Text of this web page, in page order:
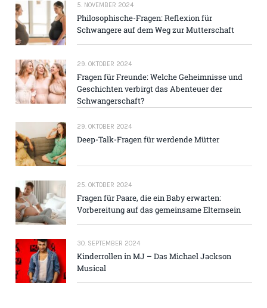
5. NOVEMBER 2024
Philosophische-Fragen: Reflexion für
Schwangere auf dem Weg zur Mutterschaft
29. OKTOBER 2024
Fragen für Freunde: Welche Geheimnisse und
Geschichten verbirgt das Abenteuer der
Schwangerschaft?
29. OKTOBER 2024
Deep-Talk-Fragen für werdende Mütter
25. OKTOBER 2024
Fragen für Paare, die ein Baby erwarten:
Vorbereitung auf das gemeinsame Elternsein
30. SEPTEMBER 2024
Kinderrollen in MJ – Das Michael Jackson
Musical